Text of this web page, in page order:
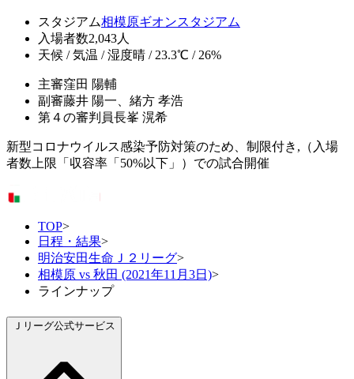
スタジアム相模原ギオンスタジアム
入場者数2,043人
天候 / 気温 / 湿度晴 / 23.3℃ / 26%
主審窪田 陽輔
副審藤井 陽一、緒方 孝浩
第４の審判員長峯 滉希
新型コロナウイルス感染予防対策のため、制限付き,（入場
者数上限「収容率「50%以下」）での試合開催
TOP>
日程・結果>
明治安田生命Ｊ２リーグ>
相模原 vs 秋田 (2021年11月3日)>
ラインナップ
Ｊリーグ公式サービス